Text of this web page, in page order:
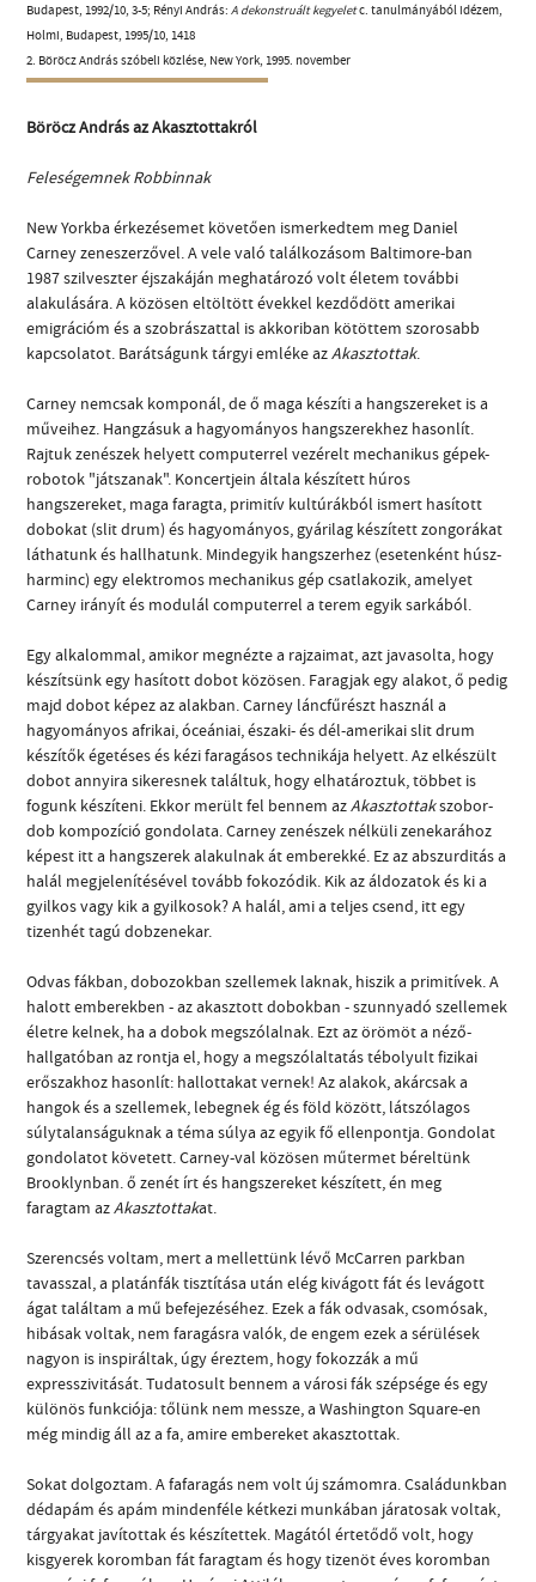
Budapest, 1992/10, 3-5; Rényi András:A dekonstruált kegyeletc. tanulmányából idézem,
Holmi, Budapest, 1995/10, 1418
2. Böröcz András szóbeli közlése, New York, 1995. november
Böröcz András az Akasztottakról
Feleségemnek Robbinnak
New Yorkba érkezésemet követően ismerkedtem meg Daniel
Carney zeneszerzővel. A vele való találkozásom Baltimore-ban
1987 szilveszter éjszakáján meghatározó volt életem további
alakulására. A közösen eltöltött évekkel kezdődött amerikai
emigrációm és a szobrászattal is akkoriban kötöttem szorosabb
kapcsolatot. Barátságunk tárgyi emléke azAkasztottak.
Carney nemcsak komponál, de ő maga készíti a hangszereket is a
műveihez. Hangzásuk a hagyományos hangszerekhez hasonlít.
Rajtuk zenészek helyett computerrel vezérelt mechanikus gépek-
robotok "játszanak". Koncertjein általa készített húros
hangszereket, maga faragta, primitív kultúrákból ismert hasított
dobokat (slit drum) és hagyományos, gyárilag készített zongorákat
láthatunk és hallhatunk. Mindegyik hangszerhez (esetenként húsz-
harminc) egy elektromos mechanikus gép csatlakozik, amelyet
Carney irányít és modulál computerrel a terem egyik sarkából.
Egy alkalommal, amikor megnézte a rajzaimat, azt javasolta, hogy
készítsünk egy hasított dobot közösen. Faragjak egy alakot, ő pedig
majd dobot képez az alakban. Carney láncfűrészt használ a
hagyományos afrikai, óceániai, északi- és dél-amerikai slit drum
készítők égetéses és kézi faragásos technikája helyett. Az elkészült
dobot annyira sikeresnek találtuk, hogy elhatároztuk, többet is
fogunk készíteni. Ekkor merült fel bennem azAkasztottakszobor-
dob kompozíció gondolata. Carney zenészek nélküli zenekarához
képest itt a hangszerek alakulnak át emberekké. Ez az abszurditás a
halál megjelenítésével tovább fokozódik. Kik az áldozatok és ki a
gyilkos vagy kik a gyilkosok? A halál, ami a teljes csend, itt egy
tizenhét tagú dobzenekar.
Odvas fákban, dobozokban szellemek laknak, hiszik a primitívek. A
halott emberekben - az akasztott dobokban - szunnyadó szellemek
életre kelnek, ha a dobok megszólalnak. Ezt az örömöt a néző-
hallgatóban az rontja el, hogy a megszólaltatás tébolyult fizikai
erőszakhoz hasonlít: hallottakat vernek! Az alakok, akárcsak a
hangok és a szellemek, lebegnek ég és föld között, látszólagos
súlytalanságuknak a téma súlya az egyik fő ellenpontja. Gondolat
gondolatot követett. Carney-val közösen műtermet béreltünk
Brooklynban. ő zenét írt és hangszereket készített, én meg
faragtam azAkasztottakat.
Szerencsés voltam, mert a mellettünk lévő McCarren parkban
tavasszal, a platánfák tisztítása után elég kivágott fát és levágott
ágat találtam a mű befejezéséhez. Ezek a fák odvasak, csomósak,
hibásak voltak, nem faragásra valók, de engem ezek a sérülések
nagyon is inspiráltak, úgy éreztem, hogy fokozzák a mű
expresszivitását. Tudatosult bennem a városi fák szépsége és egy
különös funkciója: tőlünk nem messze, a Washington Square-en
még mindig áll az a fa, amire embereket akasztottak.
Sokat dolgoztam. A fafaragás nem volt új számomra. Családunkban
dédapám és apám mindenféle kétkezi munkában járatosak voltak,
tárgyakat javítottak és készítettek. Magától értetődő volt, hogy
kisgyerek koromban fát faragtam és hogy tizenöt éves koromban